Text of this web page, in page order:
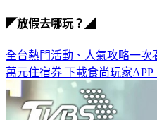
◤放假去哪玩？◢
全台熱門活動、人氣攻略一次
萬元住宿券 下載食尚玩家